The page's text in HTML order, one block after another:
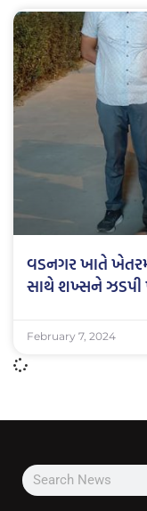
વડનગર ખાતે
સાથે શખ્સને ઝડપી
February 7, 2024